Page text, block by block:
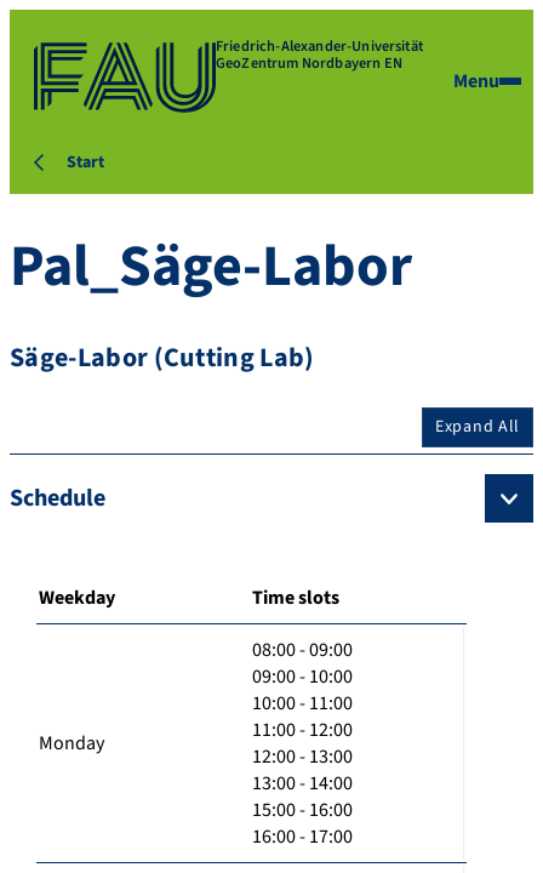
Friedrich-Alexander-Universität
GeoZentrum Nordbayern EN
Menu
Start
Pal_Säge-Labor
Säge-Labor (Cutting Lab)
Expand All
Schedule
Weekday Time slots
Monday
08:00 - 09:00
09:00 - 10:00
10:00 - 11:00
11:00 - 12:00
12:00 - 13:00
13:00 - 14:00
15:00 - 16:00
16:00 - 17:00